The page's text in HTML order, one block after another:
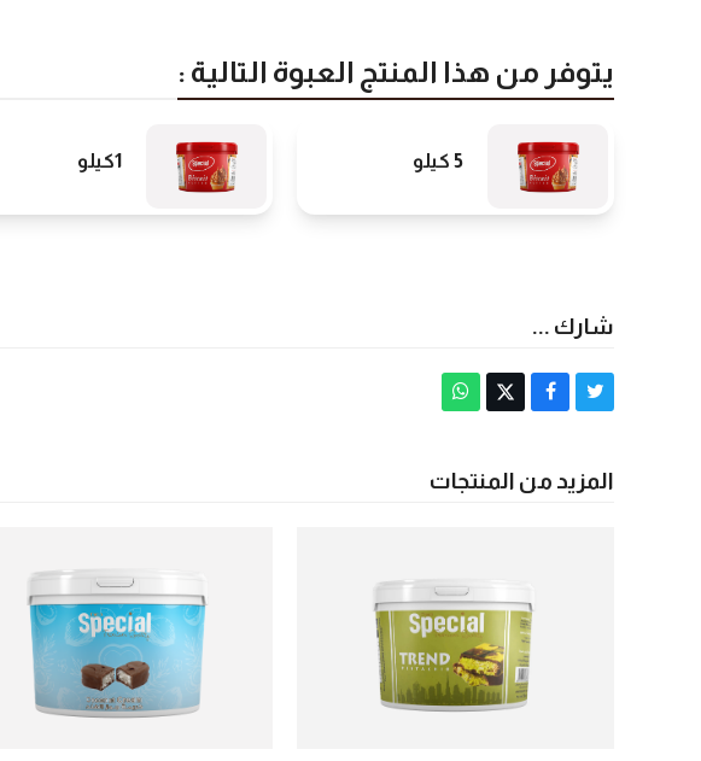
يتوفر من هذا المنتج العبوة التالية :
5 كيلو 1كيلو
شارك ...
Share
Share
Facebook
Post
X
Share
Whatsappالمزيد من المنتجات